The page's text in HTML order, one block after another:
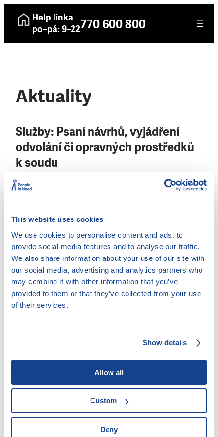
This website uses cookies
We use cookies to personalise content and ads, to
provide social media features and to analyse our traffic.
We also share information about your use of our site with
our social media, advertising and analytics partners who
may combine it with other information that you’ve
provided to them or that they’ve collected from your use
of their services.
Show details
Allow all
Custom
Deny
Help linka
po–pá: 9–22770 600 800
Aktuality
Služby: Psaní návrhů, vyjádření
odvolání či opravných prostředků
k soudu
13. 11. 2025
NADĚJE – pobočka Roudnice nad Labem
NADĚJE – pobočka Lovosice
13. 11. 2025
NADĚJE – pobočka Klášterec nad Ohří
Předchozí stránka 1234 5 … 48Další stránka
Akreditace pro oddlužení
Doložkomat